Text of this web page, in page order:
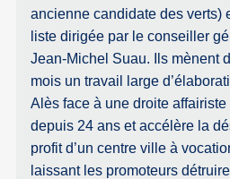
ancienne candidate des verts)
liste dirigée par le conseiller
Jean-Michel Suau. Ils mènent
mois un travail large
Alès face à une droite
depuis 24 ans et accélère la
profit d’un centre ville à
laissant les promoteurs